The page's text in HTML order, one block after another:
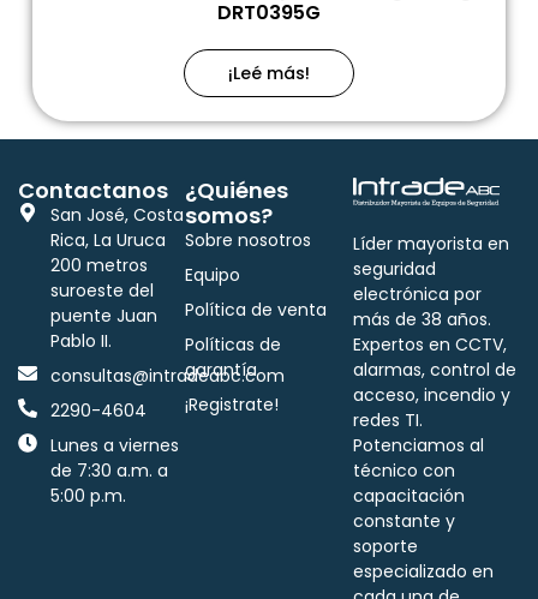
DRT0395G
¡Leé más!
Líder mayorista en
seguridad
electrónica por
más de 38 años.
Expertos en CCTV,
alarmas, control de
acceso, incendio y
redes TI.
Potenciamos al
técnico con
capacitación
constante y
soporte
especializado en
¿Quiénes
somos?
Sobre nosotros
Equipo
Política de venta
Políticas de
garantía
¡Registrate!
Contactanos
San José, Costa
Rica, La Uruca
200 metros
suroeste del
puente Juan
Pablo II.
consultas@intradeabc.com
2290-4604
Lunes a viernes
de 7:30 a.m. a
5:00 p.m.